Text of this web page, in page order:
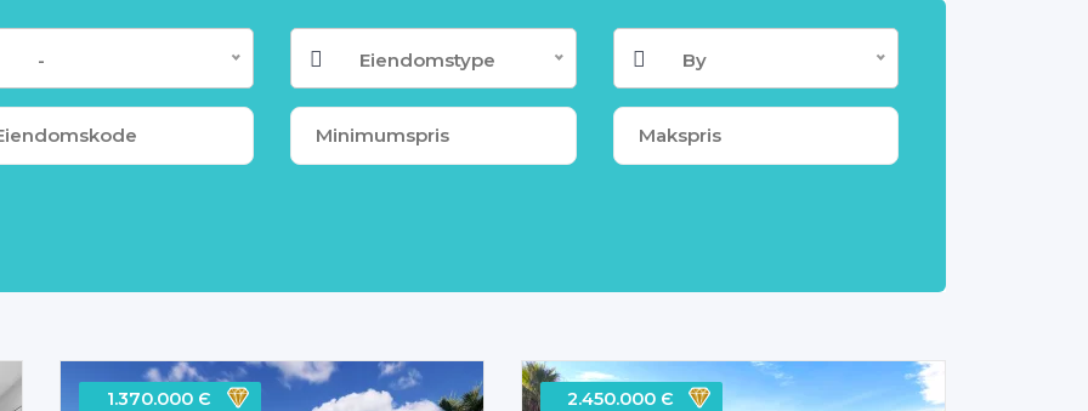
- Eiendomstype By
1.370.000 Є 2.450.000 Є